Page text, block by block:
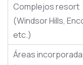
Complejos resort
(Windsor Hills,
etc.)
Áreas